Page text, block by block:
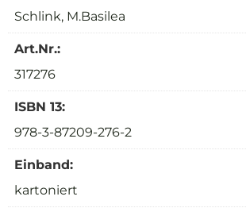
Schlink, M.Basilea
Art.Nr.:
317276
ISBN 13:
978-3-87209-276-2
Einband:
kartoniert